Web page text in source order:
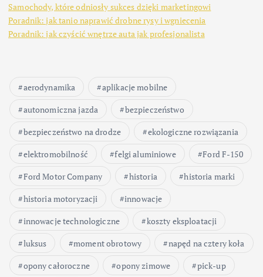
Samochody, które odniosły sukces dzięki marketingowi
Poradnik: jak tanio naprawić drobne rysy i wgniecenia
Poradnik: jak czyścić wnętrze auta jak profesjonalista
aerodynamika
aplikacje mobilne
autonomiczna jazda
bezpieczeństwo
bezpieczeństwo na drodze
ekologiczne rozwiązania
elektromobilność
felgi aluminiowe
Ford F-150
Ford Motor Company
historia
historia marki
historia motoryzacji
innowacje
innowacje technologiczne
koszty eksploatacji
luksus
moment obrotowy
napęd na cztery koła
opony całoroczne
opony zimowe
pick-up